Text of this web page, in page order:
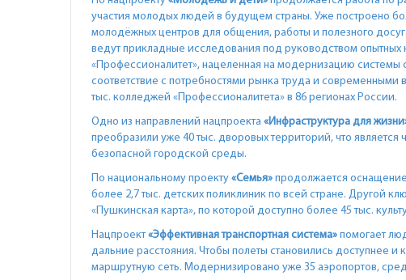
участия молодых людей в будущем страны. Уже построено
молодёжных центров для общения, работы и полезного
ведут прикладные исследования под руководством
«Профессионалитет», нацеленная на модернизацию
соответствие с потребностями рынка труда и
тыс. колледжей «Профессионалитета» в 86 регионах России.
Одно из направлений нацпроекта «Инфраструктура для
преобразили уже 40 тыс. дворовых территорий, что
безопасной городской среды.
По национальному проекту «Семья» продолжается
более 2,7 тыс. детских поликлиник по всей стране. Другой
«Пушкинская карта», по которой доступно более 45 тыс.
Нацпроект«Эффективная транспортная система» помогает
дальние расстояния. Чтобы полеты становились доступнее
маршрутную сеть. Модернизировано уже 35 аэропортов,